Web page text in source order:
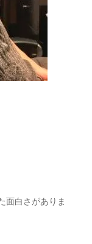
面白さがありま